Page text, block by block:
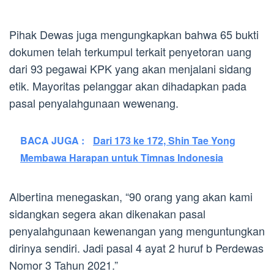
Pihak Dewas juga mengungkapkan bahwa 65 bukti
dokumen telah terkumpul terkait penyetoran uang
dari 93 pegawai KPK yang akan menjalani sidang
etik. Mayoritas pelanggar akan dihadapkan pada
pasal penyalahgunaan wewenang.
BACA JUGA :
Dari 173 ke 172, Shin Tae Yong
Membawa Harapan untuk Timnas Indonesia
Albertina menegaskan, “90 orang yang akan kami
sidangkan segera akan dikenakan pasal
penyalahgunaan kewenangan yang menguntungkan
dirinya sendiri. Jadi pasal 4 ayat 2 huruf b Perdewas
Nomor 3 Tahun 2021.”